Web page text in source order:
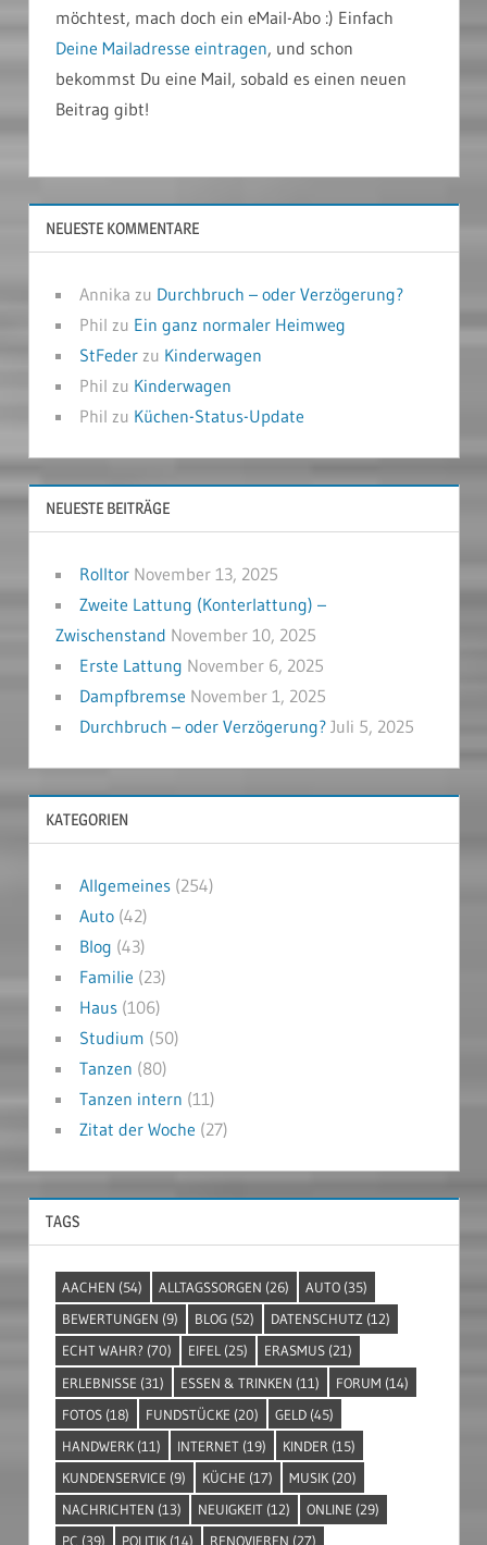
möchtest, mach doch ein eMail-Abo :) Einfach
Deine Mailadresse eintragen, und schon
bekommst Du eine Mail, sobald es einen neuen
Beitrag gibt!
NEUESTE KOMMENTARE
Annika zu Durchbruch – oder Verzögerung?
Phil zu Ein ganz normaler Heimweg
StFederzu Kinderwagen
Phil zu Kinderwagen
Phil zu Küchen-Status-Update
NEUESTE BEITRÄGE
Rolltor November 13, 2025
Zweite Lattung (Konterlattung) –
Zwischenstand November 10, 2025
Erste Lattung November 6, 2025
Dampfbremse November 1, 2025
Durchbruch – oder Verzögerung? Juli 5, 2025
KATEGORIEN
Allgemeines(254)
Auto(42)
Blog (43)
Familie (23)
Haus(106)
Studium (50)
Tanzen (80)
Tanzen intern (11)
Zitat der Woche (27)
TAGS
AACHEN (54) ALLTAGSSORGEN (26) AUTO (35)
BEWERTUNGEN (9) BLOG (52) DATENSCHUTZ (12)
ECHT WAHR? (70) EIFEL (25) ERASMUS (21)
ERLEBNISSE (31) ESSEN & TRINKEN (11) FORUM (14)
FOTOS (18) FUNDSTÜCKE (20) GELD (45)
HANDWERK (11) INTERNET (19) KINDER (15)
KUNDENSERVICE (9) KÜCHE (17) MUSIK (20)
NACHRICHTEN (13) NEUIGKEIT (12) ONLINE (29)
PC (39) POLITIK (14) RENOVIEREN (27)